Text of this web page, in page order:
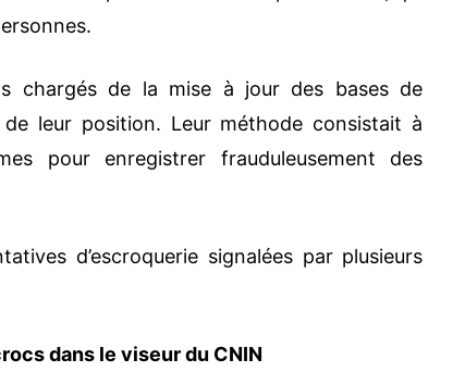
chargés de la mise à jour des bases de
leur position. Leur méthode consistait à
pour enregistrer frauduleusement des
d’escroquerie signalées par plusieurs
dans le viseur du CNIN